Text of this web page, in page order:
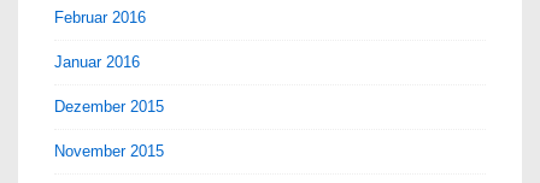
Februar 2016
Januar 2016
Dezember 2015
November 2015